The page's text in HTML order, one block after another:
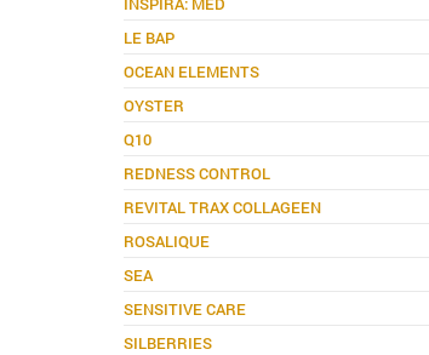
LE BAP
OCEAN ELEMENTS
OYSTER
Q10
REDNESS CONTROL
REVITAL TRAX COLLAGEEN
ROSALIQUE
SEA
SENSITIVE CARE
SILBERRIES